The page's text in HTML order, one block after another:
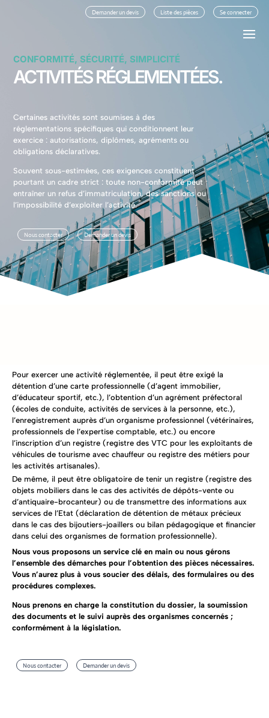
Demander un devis Liste des pièces Se connecter
CONFORMITÉ, SÉCURITÉ, SIMPLICITÉ
ACTIVITÉS RÉGLEMENTÉES.
Certaines activités sont soumises à des
réglementations spécifiques qui conditionnent leur
exercice : autorisations, diplômes, agréments ou
obligations déclaratives.
Souvent sous-estimées, ces exigences constituent
pourtant un cadre strict : toute non-conformité peut
entraîner un refus d’immatriculation, des sanctions ou
l’impossibilité d’exploiter l’activité.
Nous contacter Demander un devis
Pour exercer une activité réglementée, il peut être exigé la
détention d’une carte professionnelle (d’agent immobilier,
d’éducateur sportif, etc.), l’obtention d’un agrément préfectoral
(écoles de conduite, activités de services à la personne, etc.),
l’enregistrement auprès d’un organisme professionnel (vétérinaires,
professionnels de l’expertise comptable, etc.) ou encore
l’inscription d’un registre (registre des VTC pour les exploitants de
véhicules de tourisme avec chauffeur ou registre des métiers pour
les activités artisanales).
De même, il peut être obligatoire de tenir un registre (registre des
objets mobiliers dans le cas des activités de dépôts-vente ou
d’antiquaire-brocanteur) ou de transmettre des informations aux
services de l’Etat (déclaration de détention de métaux précieux
dans le cas des bijoutiers-joaillers ou bilan pédagogique et financier
dans celui des organismes de formation professionnelle).
Nous vous proposons un service clé en main ou nous gérons
l’ensemble des démarches pour l’obtention des pièces nécessaires.
Vous n’aurez plus à vous soucier des délais, des formulaires ou des
procédures complexes.
Nous prenons en charge la constitution du dossier, la soumission
des documents et le suivi auprès des organismes concernés ;
conformément à la législation.
Nous contacter Demander un devis